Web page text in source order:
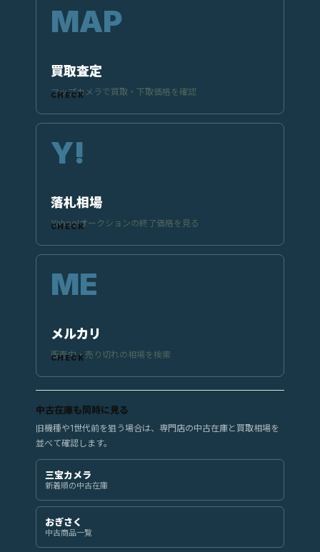
買取査定
マップカメラで買取・下取価格を確認
落札相場
Yahoo!オークションの終了価格を見る
メルカリ
販売中・売り切れの相場を検索
中古在庫も同時に見る
旧機種や1世代前を狙う場合は、専門店の中古在庫と買取相場を
並べて確認します。
三宝カメラ
新着順の中古在庫
おぎさく
中古商品一覧